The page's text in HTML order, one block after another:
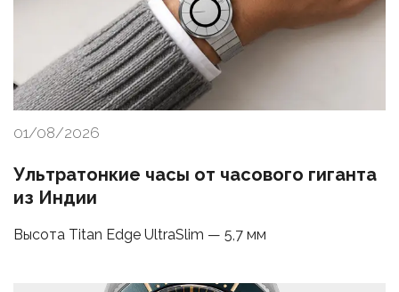
01/08/2026
Ультратонкие часы от часового гиганта
из Индии
Высота Titan Edge UltraSlim — 5,7 мм